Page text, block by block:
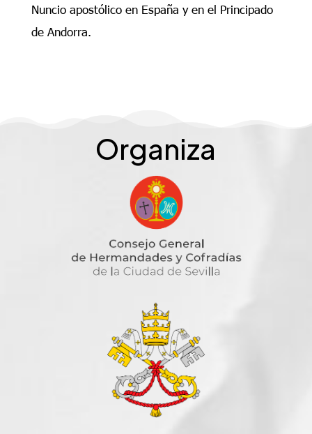
Nuncio apostólico en España y en el Principado
de Andorra.
Organiza